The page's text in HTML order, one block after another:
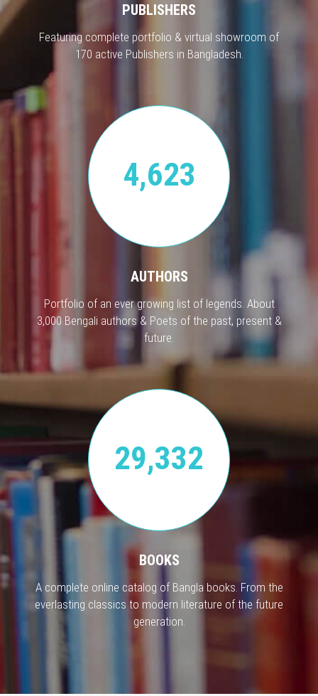
PUBLISHERS
Featuring complete portfolio & virtual showroom of
170 active Publishers in Bangladesh.
4,623
AUTHORS
Portfolio of an ever growing list of legends. About
3,000 Bengali authors & Poets of the past, present &
future.
29,332
BOOKS
A complete online catalog of Bangla books. From the
everlasting classics to modern literature of the future
generation.